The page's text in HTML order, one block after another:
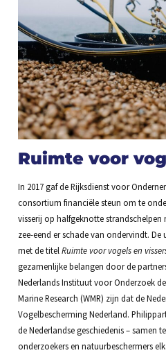
Ruimte voor
In 2017 gaf de Rijksdienst voor
consortium financiële steun om te
visserij op halfgeknotte
zee-eend er schade van ondervindt.
met de titel Ruimte voor vogels en
gezamenlijke belangen door de
Nederlands Instituut voor Onderzoek
Marine Research (WMR) zijn dat de
Vogelbescherming Nederland.
de Nederlandse geschiedenis – samen
onderzoekers en natuurbeschermers